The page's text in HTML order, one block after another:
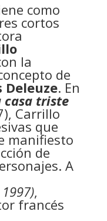
como
cortos
la
de
Deleuze. En
casa triste
Carrillo
que
manifiesto
de
A
,
francés